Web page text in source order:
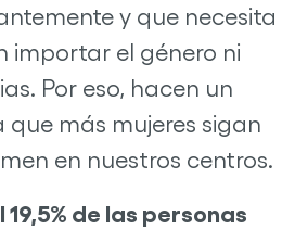
y que necesita
importar el género ni
Por eso, hacen un
más mujeres sigan
en nuestros centros.
19,5% de las personas